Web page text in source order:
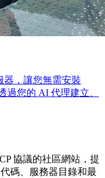
器，讓您無需安裝
過您的 AI 代理建立、
協議的社區網站，提
碼、服務器目錄和最